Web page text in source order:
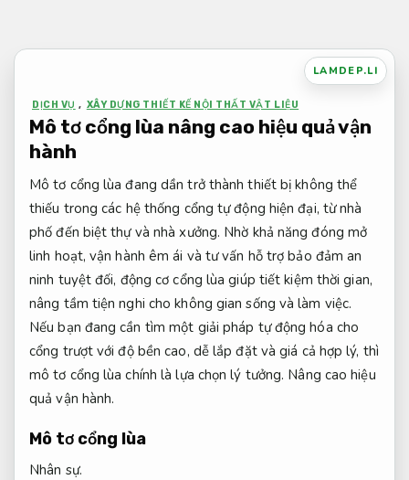
nội
LAMDEP.LI
DỊCH VỤ , XÂY DỰNG THIẾT KẾ NỘI THẤT VẬT LIỆU
Mô tơ cổng lùa nâng cao hiệu quả vận
hành
Mô tơ cổng lùa đang dần trở thành thiết bị không thể
thiếu trong các hệ thống cổng tự động hiện đại, từ nhà
phố đến biệt thự và nhà xưởng. Nhờ khả năng đóng mở
linh hoạt, vận hành êm ái và tư vấn hỗ trợ bảo đảm an
ninh tuyệt đối, động cơ cổng lùa giúp tiết kiệm thời gian,
nâng tầm tiện nghi cho không gian sống và làm việc.
Nếu bạn đang cần tìm một giải pháp tự động hóa cho
cổng trượt với độ bền cao, dễ lắp đặt và giá cả hợp lý, thì
mô tơ cổng lùa chính là lựa chọn lý tưởng. Nâng cao hiệu
quả vận hành.
Mô tơ cổng lùa
Nhân sự.